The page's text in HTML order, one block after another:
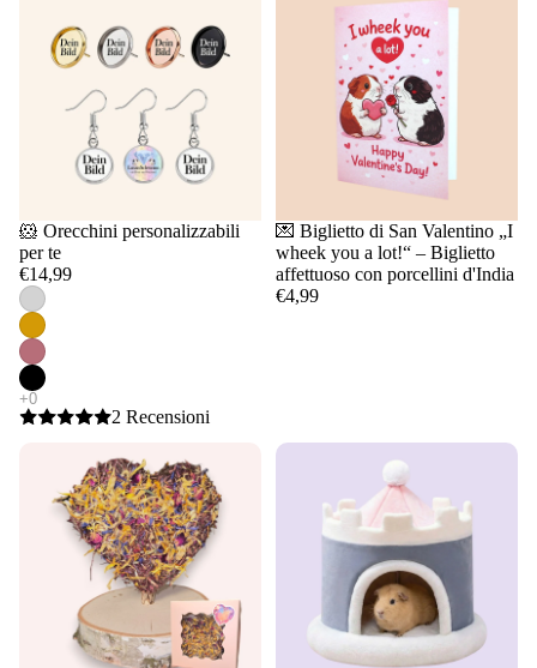
🐹 Orecchini personalizzabili
per te
€14,99
2 Recensioni
💌 Biglietto di San Valentino „I
wheek you a lot!“ – Biglietto
affettuoso con porcellini d'India
€4,99